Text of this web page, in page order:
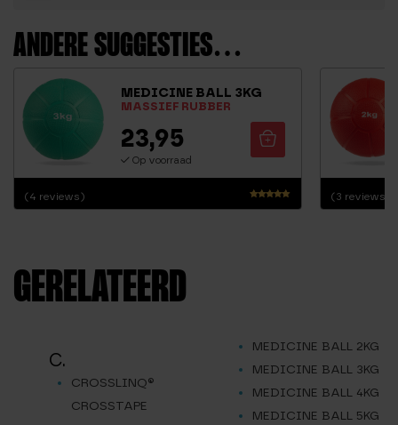
ANDERE SUGGESTIES…
MEDICINE BALL 3KG
MASSIEF RUBBER
Waardering
(4 reviews)
23,95
Op voorraad
(3 reviews)
GERELATEERD
C.
CROSSLINQ®
CROSSTAPE
MEDICINE BALL 2KG
MEDICINE BALL 3KG
MEDICINE BALL 4KG
MEDICINE BALL 5KG